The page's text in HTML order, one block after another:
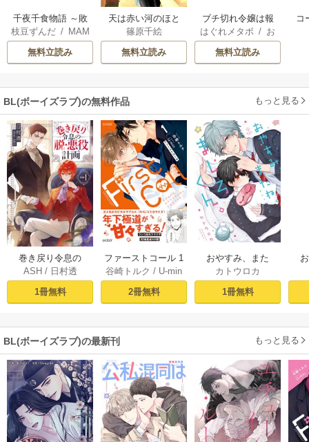
千夜千食物語 ～敗
国の姫ですが氷の
皇子殿下がどうも
溺愛してくれてい
枝豆ずんだ/ MAM
AKOTO / 鴉羽凛燈
無料立読み
天は赤い河のほと
り
篠原千絵
無料立読み
ブチ切れ令嬢は報
復を誓いました。
はぐれメタボ / お
おのいも /
無料立読み
コ
BL(ボーイズラブ)の無料作品 もっと見る
巻き戻り令息の
脱・悪役計画１
ASH / 日村透
1冊無料
ファーストコール 1
～童貞外科医、年
下ヤクザの嫁にさ
れそうです！～
ア限定描き下ろし
谷崎トルク / U-min
2冊無料
おやすみ、また
ね。ましろくん。
【電子限定漫画付
き】
カトウロカ
1冊無料
BL(ボーイズラブ)の最新刊 もっと見る